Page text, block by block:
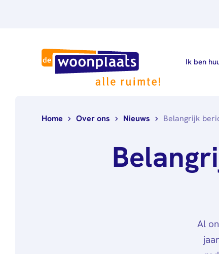
Ik ben
Home Over ons Nieuws Belangrijk
Al